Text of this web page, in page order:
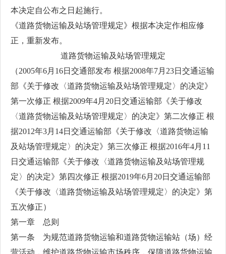
本决定自公布之日起施行。
《道路货物运输及站场管理规定》根据本决定作相应修
正，重新发布。
道路货物运输及站场管理规定
（2005年6月16日交通部发布 根据2008年7月23日交通运输
部《关于修改〈道路货物运输及站场管理规定〉的决定》
第一次修正 根据2009年4月20日交通运输部《关于修改
〈道路货物运输及站场管理规定〉的决定》第二次修正 根
据2012年3月14日交通运输部《关于修改〈道路货物运输
及站场管理规定〉的决定》第三次修正 根据2016年4月11
日交通运输部《关于修改〈道路货物运输及站场管理规
定〉的决定》第四次修正 根据2019年6月20日交通运输部
《关于修改〈道路货物运输及站场管理规定〉的决定》第
五次修正）
第一章 总则
第一条 为规范道路货物运输和道路货物运输站（场）经
营活动，维护道路货物运输市场秩序，保障道路货物运输